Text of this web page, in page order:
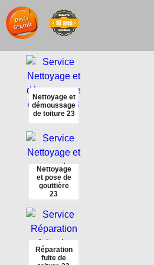
Nettoyage et
démoussage
de toiture 23
Nettoyage
et pose de
gouttière
23
Réparation
fuite de